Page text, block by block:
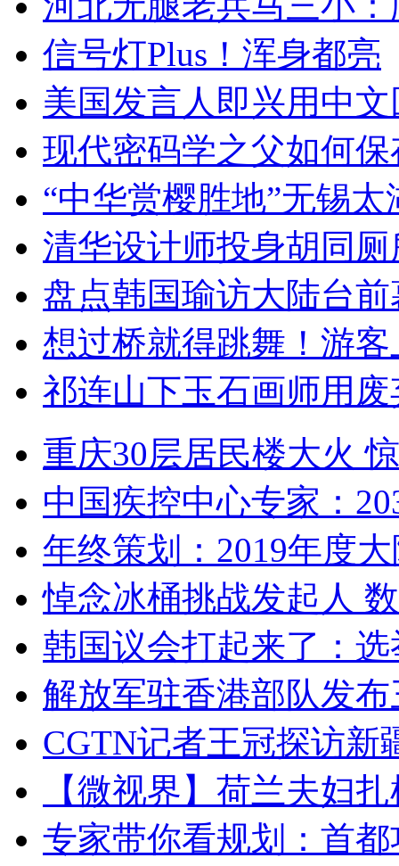
信号灯Plus！浑身都亮
美国发言人即兴用中
现代密码学之父如何
“中华赏樱胜地”无锡
清华设计师投身胡同
盘点韩国瑜访大陆台
想过桥就得跳舞！游客
祁连山下玉石画师用
重庆30层居民楼大火
中国疾控中心专家：
年终策划：2019年度
悼念冰桶挑战发起人
韩国议会打起来了：
解放军驻香港部队发
CGTN记者王冠探访新
【微视界】荷兰夫妇
专家带你看规划：首